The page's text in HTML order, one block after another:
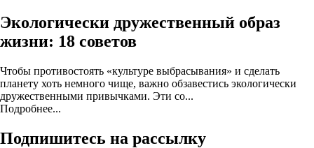
Экологически дружественный образ
жизни: 18 советов
Чтобы противостоять «культуре выбрасывания» и сделать
планету хоть немного чище, важно обзавестись экологически
дружественными привычками. Эти со...
Подробнее...
Подпишитесь на рассылку